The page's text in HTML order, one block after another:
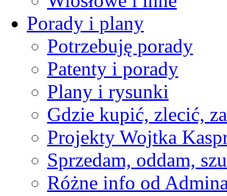
Porady i plany
Potrzebuję porady
Patenty i porady
Plany i rysunki
Gdzie kupić, zlecić,
Projekty Wojtka
Sprzedam, oddam,
Różne info od